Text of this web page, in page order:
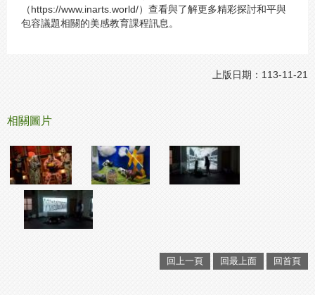
（https://www.inarts.world/）查看與了解更多精彩探討和平與
包容議題相關的美感教育課程訊息。
上版日期：113-11-21
相關圖片
回上一頁 回最上面 回首頁